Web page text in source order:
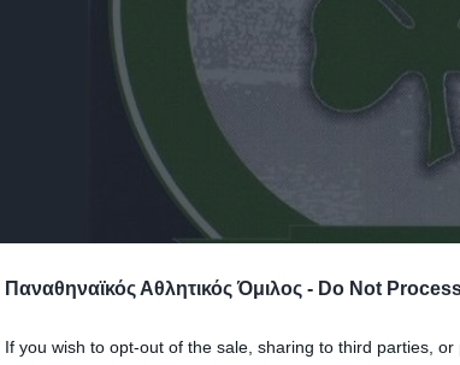
Παναθηναϊκός Αθλητικός Όμιλος - Do Not
If you wish to opt-out of the sale, sharing to third parties,